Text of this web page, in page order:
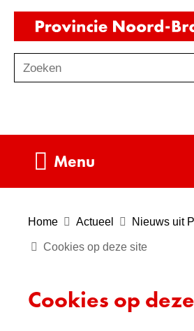
Ga
de
o
Zoeken
Menu
Home Actueel Nieuws uit
Cookies op deze site
Cookies op